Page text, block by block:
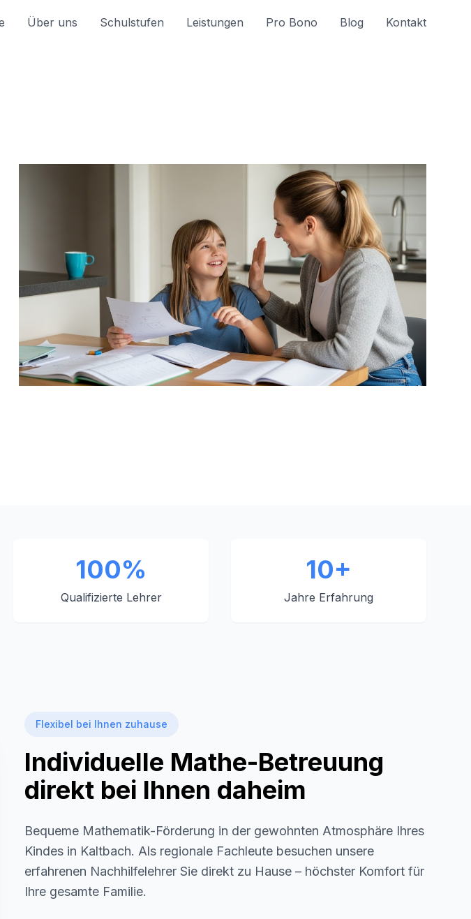
Über uns Schulstufen Leistungen Pro Bono Blog Kontakt
100%
Qualifizierte Lehrer
10+
Jahre Erfahrung
Flexibel bei Ihnen zuhause
Individuelle Mathe-Betreuung
direkt bei Ihnen daheim
Bequeme Mathematik-Förderung in der gewohnten Atmosphäre Ihres
Kindes in Kaltbach. Als regionale Fachleute besuchen unsere
erfahrenen Nachhilfelehrer Sie direkt zu Hause – höchster Komfort für
Ihre gesamte Familie.